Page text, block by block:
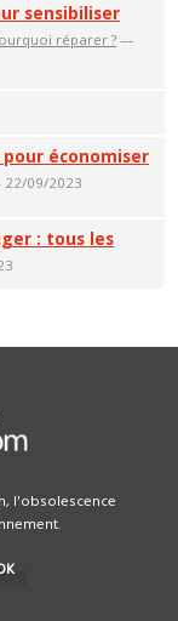
sensibiliser
réparer ? —
pour économiser
09/2023
: tous les
l'obsolescence